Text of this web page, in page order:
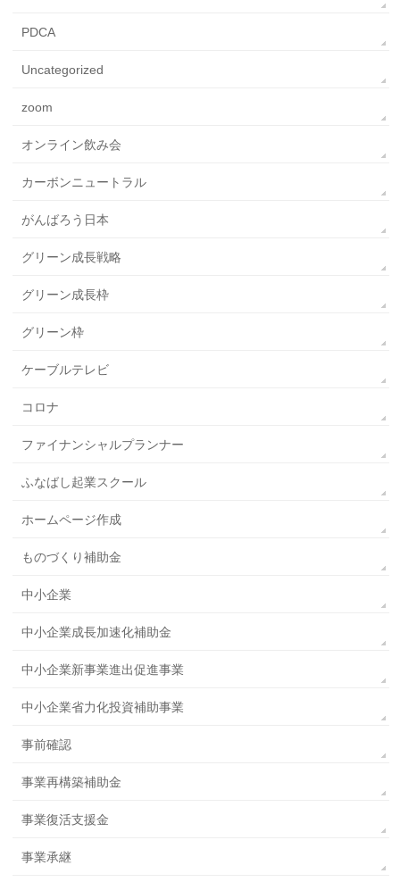
PDCA
Uncategorized
zoom
オンライン飲み会
カーボンニュートラル
がんばろう日本
グリーン成長戦略
グリーン成長枠
グリーン枠
ケーブルテレビ
コロナ
ファイナンシャルプランナー
ふなばし起業スクール
ホームページ作成
ものづくり補助金
中小企業
中小企業成長加速化補助金
中小企業新事業進出促進事業
中小企業省力化投資補助事業
事前確認
事業再構築補助金
事業復活支援金
事業承継